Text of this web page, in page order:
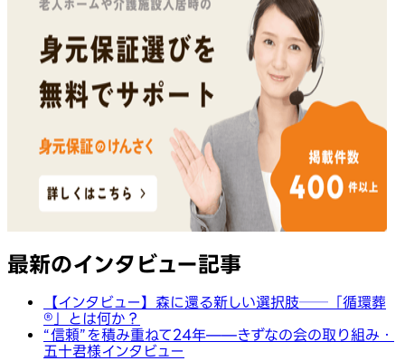
最新のインタビュー記事
【インタビュー】森に還る新しい選択肢──「循環葬
®︎」とは何か？
“信頼”を積み重ねて24年——きずなの会の取り組み・
五十君様インタビュー